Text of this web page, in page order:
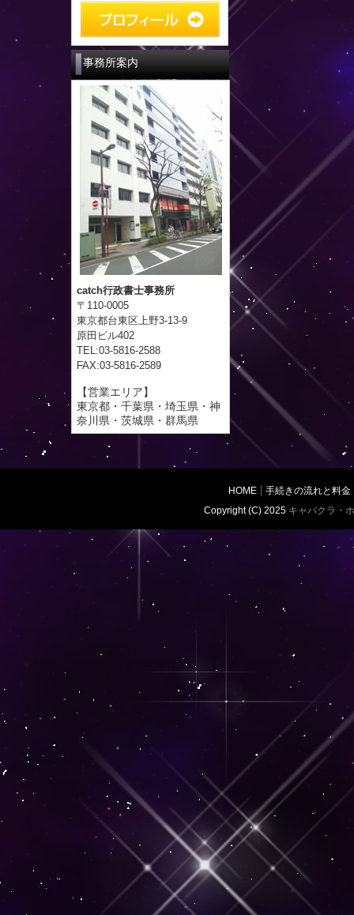
事務所案内
catch行政書士事務所
〒110-0005
東京都台東区上野3-13-9
原田ビル402
TEL:03-5816-2588
FAX:03-5816-2589
【営業エリア】
東京都・千葉県・埼玉県・神
奈川県・茨城県・群馬県
HOME
手続きの流れと料金
Copyright (C) 2025 キャバクラ・